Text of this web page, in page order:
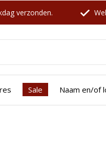
Sale Naam en/of
verzonden.